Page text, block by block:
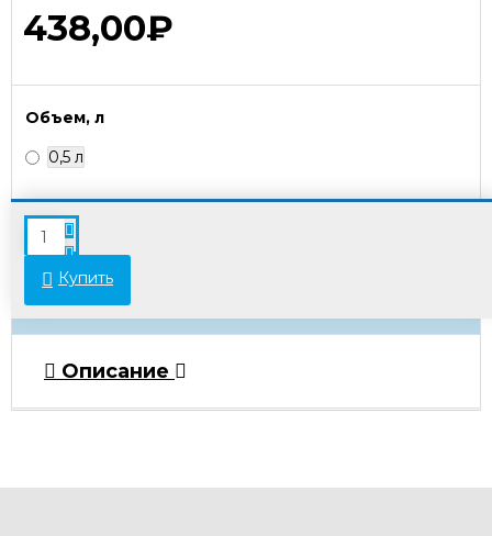
438,00₽
Объем, л
0,5 л
Купить
В связи с переоценкой товара стоимость
некоторых позиций может отличаться от
указанной на сайте. Просьба уточнять актуальные
Описание